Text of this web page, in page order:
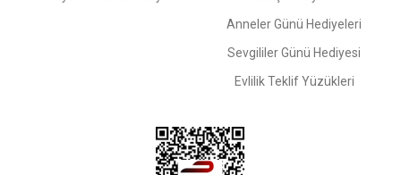
Anneler Günü Hediyeleri
Sevgililer Günü Hediyesi
Evlilik Teklif Yüzükleri